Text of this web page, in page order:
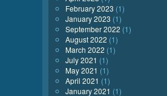
February 2023 (1)
January 2023 (1)
September 2022 (1)
August 2022 (1)
March 2022 (1)
July 2021 (1)
May 2021 (1)
April 2021 (1)
January 2021 (1)